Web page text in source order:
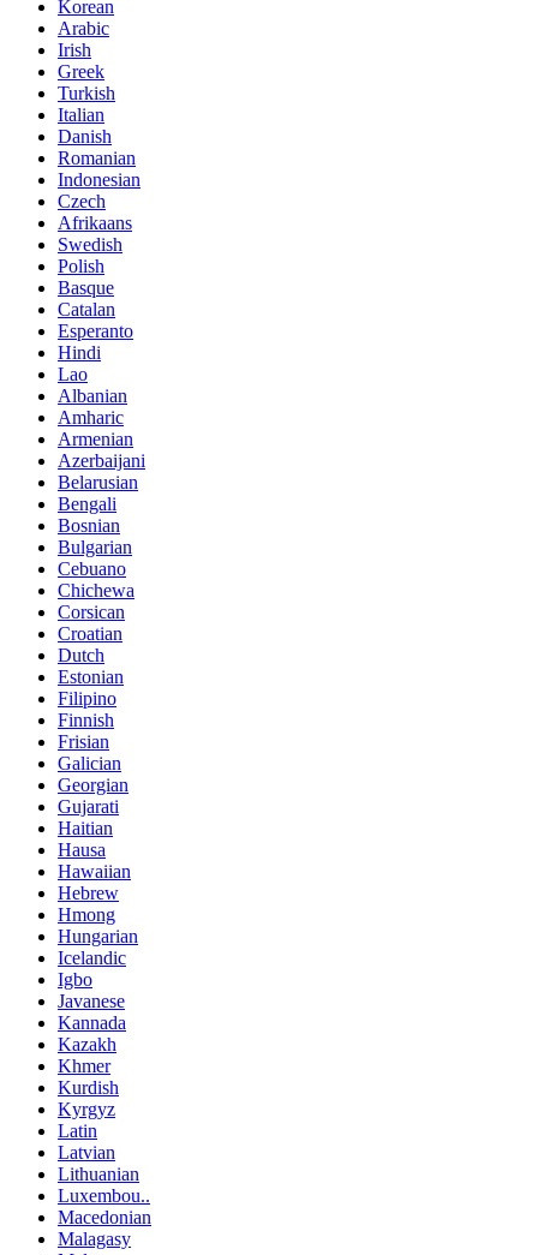
Korean
Arabic
Irish
Greek
Turkish
Italian
Danish
Romanian
Indonesian
Czech
Afrikaans
Swedish
Polish
Basque
Catalan
Esperanto
Hindi
Lao
Albanian
Amharic
Armenian
Azerbaijani
Belarusian
Bengali
Bosnian
Bulgarian
Cebuano
Chichewa
Corsican
Croatian
Dutch
Estonian
Filipino
Finnish
Frisian
Galician
Georgian
Gujarati
Haitian
Hausa
Hawaiian
Hebrew
Hmong
Hungarian
Icelandic
Igbo
Javanese
Kannada
Kazakh
Khmer
Kurdish
Kyrgyz
Latin
Latvian
Lithuanian
Luxembou..
Macedonian
Malagasy